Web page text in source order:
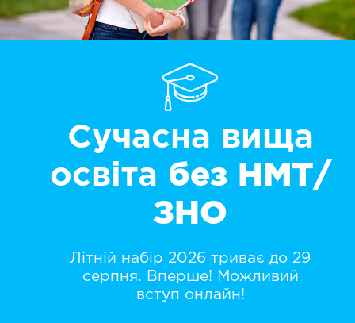
Сучасна вища
освіта без НМТ/
ЗНО
Літній набір 2026 триває до 29
серпня. Вперше! Можливий
вступ онлайн!